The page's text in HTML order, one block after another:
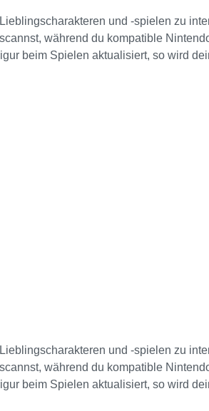
und -spielen zu
während du kompatible
beim Spielen aktualisiert, so wird
New Nintendo 3DS-Systeme
das NFC-Feld auf dem unteren
kannst du amiibo über das NFC-Lese-/
U, kannst du amiibo in einer Reihe
und -spielen zu
während du kompatible
beim Spielen aktualisiert, so wird